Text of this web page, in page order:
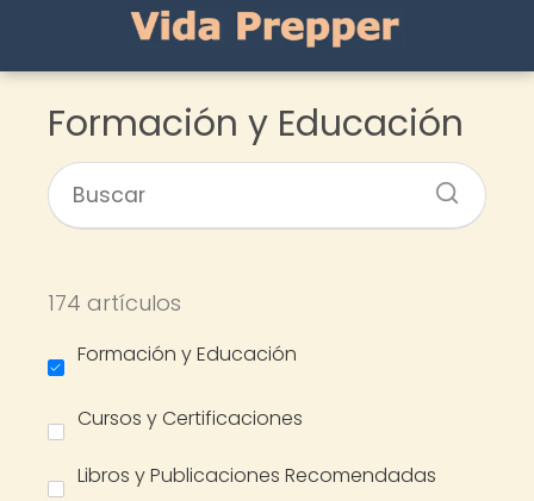
Formación y Educación
174 artículos
Formación y Educación
Cursos y Certificaciones
Libros y Publicaciones Recomendadas